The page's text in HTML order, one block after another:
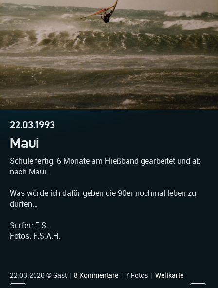
22.03.1993
Maui
Schule fertig, 6 Monate am Fließband gearbeitet und ab
nach Maui.
Was würde ich dafür geben die 90er nochmal leben zu
dürfen...
Surfer: F.S.
Fotos: F.S,A.H.
22.03.2020 © Gast | 8 Kommentare | 7 Fotos | Weltkarte